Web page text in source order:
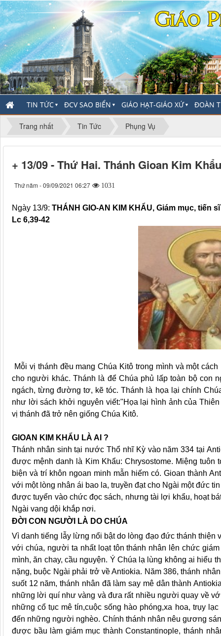
TIN TỨC ▼ ĐCV SAO BIỂN ▼ GIÁO HẠT-GIÁO XỨ▼ ĐOÀN
Trang nhất Tin Tức Phụng Vụ
+ 13/09 - Thứ Hai. Thánh Gioan Kim
Thứ năm - 09/09/2021 06:27 1031
Ngày 13/9: THÁNH GIO-AN KIM KHẨU, Giám mục, tiến
Lc 6,39-42
Mỗi vị thánh đều mang Chúa Kitô trong mình và một
cho người khác. Thánh là để Chúa phủ lấp toàn bộ con
ngách, từng đường tơ, kẽ tóc. Thánh là họa lại chính
như lời sách khởi nguyên viết:"Họa lại hình ảnh của
vị thánh đã trở nên giống Chúa Kitô.
GIOAN KIM KHẨU LÀ AI ?
Thánh nhân sinh tại nước Thổ nhĩ Kỳ vào năm 334 tại
được mệnh danh là Kim Khẩu: Chrysostome. Miệng
biện và trí khôn ngoan minh mẫn hiếm có. Gioan thành
với một lòng nhân ái bao la, truyền đạt cho Ngài một đức
được tuyển vào chức đọc sách, nhưng tài lợi khẩu, hoạt
Ngài vang dội khắp nơi.
ÐỜI CON NGƯỜI LÀ DO CHÚA
Vì danh tiếng lẫy lừng nổi bật do lòng đạo đức thánh
với chúa, người ta nhất loạt tôn thánh nhân lên chức
mình, ăn chay, cầu nguyện. Ý Chúa lạ lùng không ai hiểu
nặng, buộc Ngài phải trở về Antiokia. Năm 386, thánh
suốt 12 năm, thánh nhân đã làm say mê dân thành
những lời quí như vàng và đưa rất nhiều người quay về
những cổ tục mê tín,cuộc sống hào phóng,xa hoa, trụy
đến những người nghèo. Chính thánh nhân nêu gương
được bầu làm giám mục thành Constantinople, thánh